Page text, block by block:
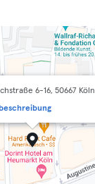
6-16, 50667 Köln